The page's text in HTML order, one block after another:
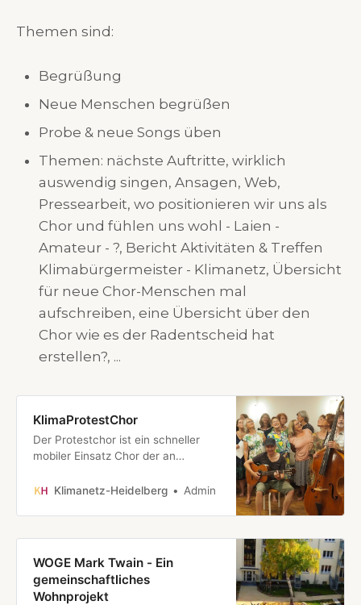
Themen sind:
Begrüßung
Neue Menschen begrüßen
Probe & neue Songs üben
Themen: nächste Auftritte, wirklich
auswendig singen, Ansagen, Web,
Pressearbeit, wo positionieren wir uns als
Chor und fühlen uns wohl - Laien -
Amateur - ?, Bericht Aktivitäten & Treffen
Klimabürgermeister - Klimanetz, Übersicht
für neue Chor-Menschen mal
aufschreiben, eine Übersicht über den
Chor wie es der Radentscheid hat
erstellen?, ...
KlimaProtestChor
Der Protestchor ist ein schneller
mobiler Einsatz Chor der an
Raum für schnelle und konsequente
Gehör verschafft. Wer möchte
mitsingen? Proben & Auftritte
bekanntgegeben. Kontakt:
info@klimaprotestchor.d…
Klimanetz-Heidelberg Admin
WOGE Mark Twain - Ein
gemeinschaftliches
Wohnprojekt